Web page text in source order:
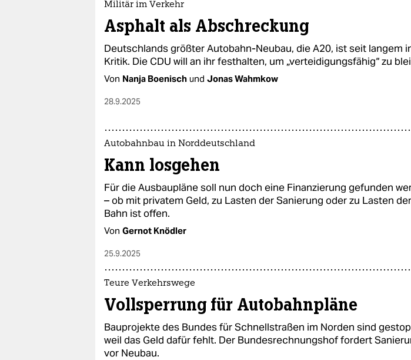
Militär im Verkehr
Asphalt als Abschreckung
Deutschlands größter Autobahn-Neubau, die A20, ist seit langem
Kritik. Die CDU will an ihr festhalten, um „verteidigungsfähig“ zu
Von Nanja Boenisch und Jonas Wahmkow
28.9.2025
Autobahnbau in Norddeutschland
Kann losgehen
Für die Ausbaupläne soll nun doch eine Finanzierung gefunden
– ob mit privatem Geld, zu Lasten der Sanierung oder zu Lasten der
Bahn ist offen.
Von Gernot Knödler
25.9.2025
Teure Verkehrswege
Vollsperrung für Autobahnpläne
Bauprojekte des Bundes für Schnellstraßen im Norden sind
weil das Geld dafür fehlt. Der Bundesrechnungshof fordert
vor Neubau.